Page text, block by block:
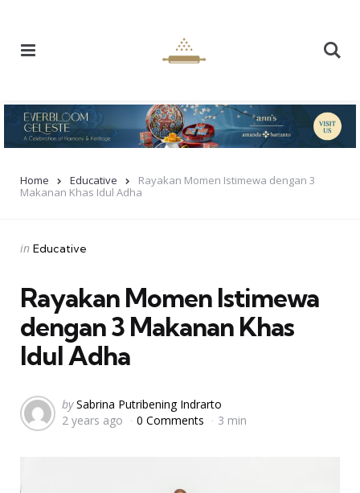
Home Educative
Rayakan Momen Istimewa dengan 3
Makanan Khas Idul Adha
Categories
Posted
in Educative
Rayakan Momen Istimewa
dengan 3 Makanan Khas
Idul Adha
Posted
by
by Sabrina Putribening Indrarto
2 years ago
0 Comments 3 min